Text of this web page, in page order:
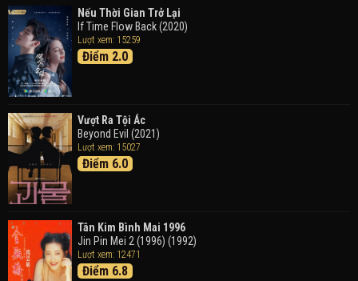
Trong Tranh
Doraemon the Movie: Nobita's Art World Tales (2025)
Tháng Ngày Tươi Đẹp
Nếu Thời Gian Trở Lại
If Time Flow Back (2020)
Lượt xem: 15259
Điểm 2.0
Vượt Ra Tội Ác
Beyond Evil (2021)
Lượt xem: 15027
Điểm 6.0
Tân Kim Bình Mai 1996
Jin Pin Mei 2 (1996) (1992)
Lượt xem: 12471
Điểm 6.8